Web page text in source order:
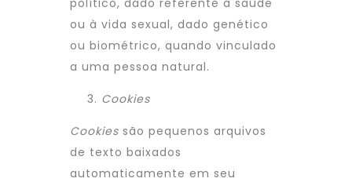
político, dado referente à saúde
ou à vida sexual, dado genético
ou biométrico, quando vinculado
a uma pessoa natural.
Cookies
Cookies são pequenos arquivos
de texto baixados
automaticamente em seu